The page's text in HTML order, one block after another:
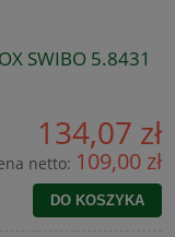
SWIBO 5.8431
134,07 zł
netto: 109,00 zł
DO KOSZYKA